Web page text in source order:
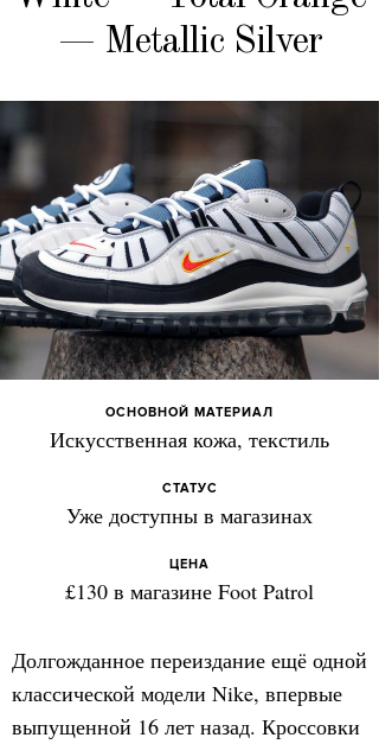
— Metallic Silver
ОСНОВНОЙ МАТЕРИАЛ
Искусственная кожа, текстиль
СТАТУС
Уже доступны в магазинах
ЦЕНА
£130 в магазине Foot Patrol
Долгожданное переиздание ещё одной
классической модели Nike, впервые
выпущенной 16 лет назад. Кроссовки